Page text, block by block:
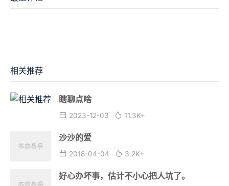
相关推荐
瞎聊点啥
2023-12-03 11.3K+
沙沙的爱
2018-04-04 3.2K+
好心办坏事，估计不小心把人坑了。